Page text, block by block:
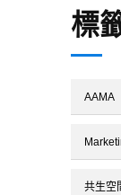
標
AAMA
共生空